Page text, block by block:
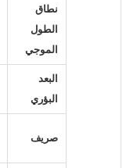
نطاق
الطول
الموجي
البعد
البؤري
صريف